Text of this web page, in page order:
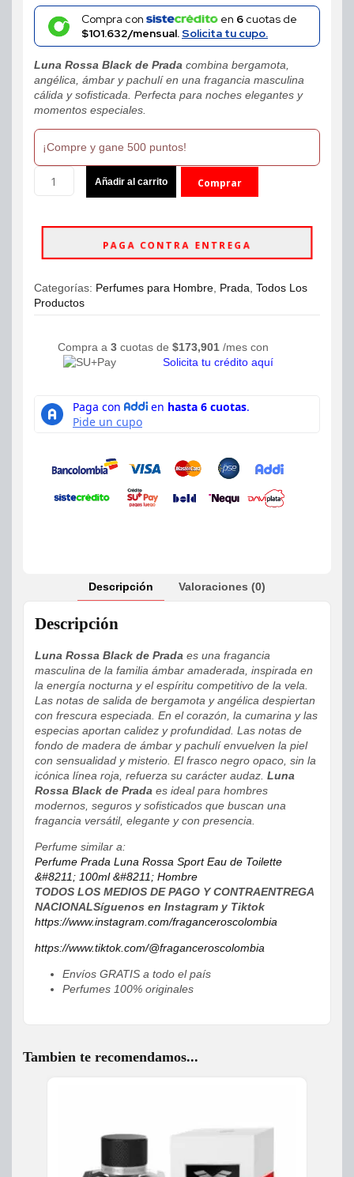
price
was:
$698,000.
price
is:
$500,000.
Compra con en 6cuotas de
$101.632/mensual.Solicita tu cupo.
Luna Rossa Black de Prada combina bergamota,
angélica, ámbar y pachulí en una fragancia masculina
cálida y sofisticada. Perfecta para noches elegantes y
momentos especiales.
¡Compre y gane 500 puntos!
Prada
Black
de
100ml
Hombre
Añadir al carrito Comprar
PAGA CONTRA ENTREGA
Categorías: Perfumes para Hombre Prada Todos Los
Productos
Compra a 3 cuotas de $173,901 /mes con
Solicita tu crédito aquí
Descripción Valoraciones (0)
Descripción
Luna Rossa Black de Prada es una fragancia
masculina de la familia ámbar amaderada, inspirada en
la energía nocturna y el espíritu competitivo de la vela.
Las notas de salida de bergamota y angélica despiertan
con frescura especiada. En el corazón, la cumarina y las
especias aportan calidez y profundidad. Las notas de
fondo de madera de ámbar y pachulí envuelven la piel
con sensualidad y misterio. El frasco negro opaco, sin la
icónica línea roja, refuerza su carácter audaz. Luna
Rossa Black de Prada es ideal para hombres
modernos, seguros y sofisticados que buscan una
fragancia versátil, elegante y con presencia.
Perfume similar a:
Perfume Prada Luna Rossa Sport Eau de Toilette
&#8211; 100ml &#8211; Hombre
TODOS LOS MEDIOS DE PAGO Y CONTRAENTREGA
NACIONALSíguenos en Instagram y Tiktok
https://www.instagram.com/fraganceroscolombia
https://www.tiktok.com/@fraganceroscolombia
Envíos GRATIS a todo el país
Perfumes 100% originales
Tambien te recomendamos...